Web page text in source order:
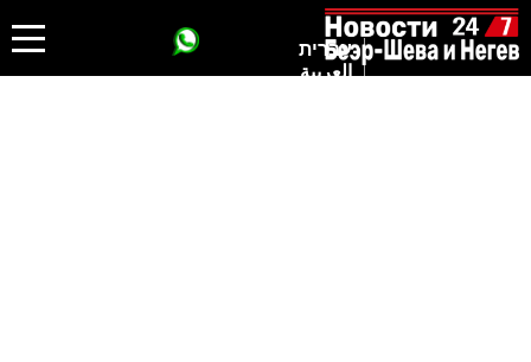
עברית
العربية